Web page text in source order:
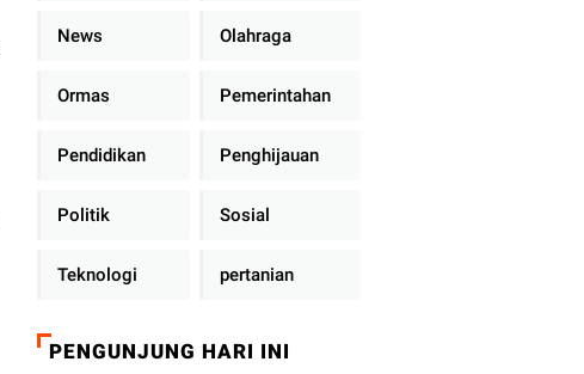
News Olahraga
Ormas Pemerintahan
Pendidikan Penghijauan
Politik Sosial
Teknologi pertanian
PENGUNJUNG HARI INI